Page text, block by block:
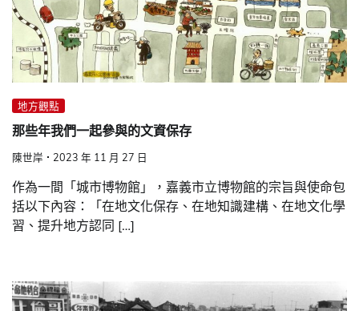
地方觀點
那些年我們一起參與的文資保存
陳世岸 2023 年 11 月 27 日
作為一間「城市博物館」，嘉義市立博物館的宗旨與使命包
括以下內容：「在地文化保存、在地知識建構、在地文化學
習、提升地方認同 […]